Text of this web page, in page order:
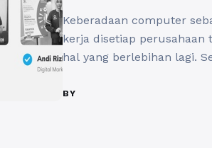
Keberadaan computer
kerja disetiap perusahaan
hal yang berlebihan lagi.
yang terus berkembang
BY